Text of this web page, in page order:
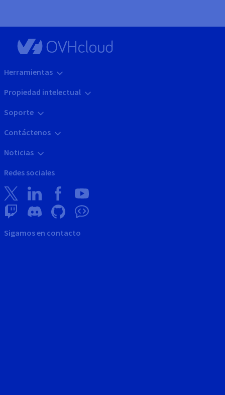
Herramientas
Propiedad intelectual
Soporte
Contáctenos
Noticias
Redes sociales
Sigamos en contacto